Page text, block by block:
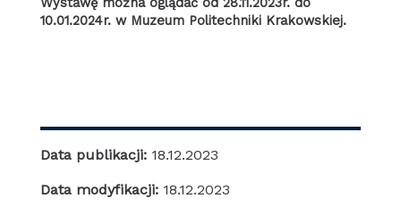
10.01.2024r. w Muzeum Politechniki Krakowskiej.
Data publikacji: 18.12.2023
Data modyfikacji: 18.12.2023